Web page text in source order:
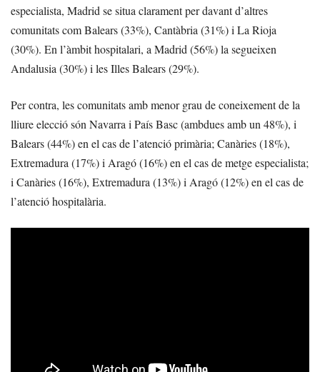
especialista, Madrid se situa clarament per davant d’altres
comunitats com Balears (33%), Cantàbria (31%) i La Rioja
(30%). En l’àmbit hospitalari, a Madrid (56%) la segueixen
Andalusia (30%) i les Illes Balears (29%).
Per contra, les comunitats amb menor grau de coneixement de la
lliure elecció són Navarra i País Basc (ambdues amb un 48%), i
Balears (44%) en el cas de l’atenció primària; Canàries (18%),
Extremadura (17%) i Aragó (16%) en el cas de metge especialista;
i Canàries (16%), Extremadura (13%) i Aragó (12%) en el cas de
l’atenció hospitalària.